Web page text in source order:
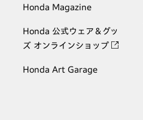
Honda Magazine
Honda 公式ウェア＆グッ
ズ オンラインショップ
Honda Art Garage